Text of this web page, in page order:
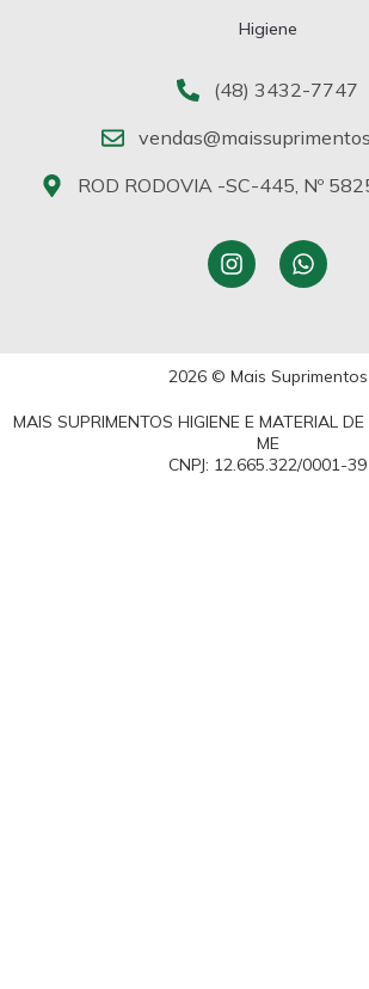
Higiene
(48) 3432-7747
ROD RODOVIA -SC-445, Nº
2026 © Mais Suprimentos
MAIS SUPRIMENTOS HIGIENE E MATERIAL
ME
CNPJ: 12.665.322/0001-39